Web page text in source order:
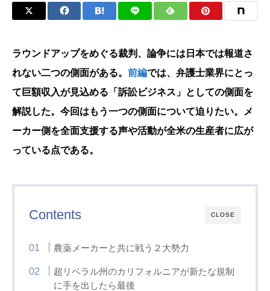
ラウンドアップをめぐる裁判、論争には日本では報道さ
れない二つの側面がある。 前編では、弁護士業界にとっ
て巨額収入が見込める「訴訟ビジネス」としての側面を
解説した。今回はもう一つの側面について迫りたい。メ
ーカー側を全面支援する声や活動が全米の生産者に広が
っている点である。
CLOSE
Contents
農薬メーカーと共に戦う２大勢力
超リベラル州のカリフォルニアが新たな規制
に手を出したら最後